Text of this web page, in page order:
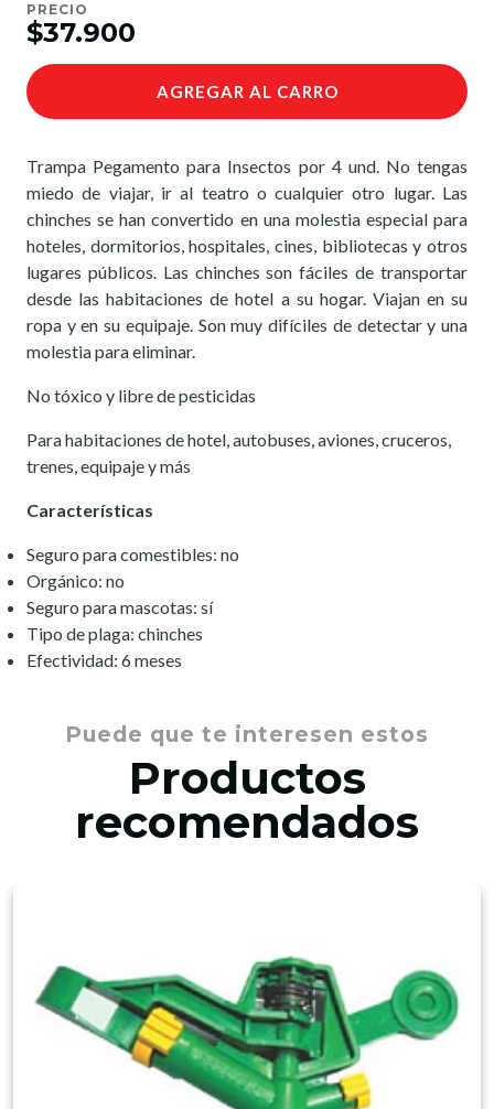
PRECIO
$37.900
AGREGAR AL CARRO
Trampa Pegamento para Insectos por 4 und. No tengas
miedo de viajar, ir al teatro o cualquier otro lugar. Las
chinches se han convertido en una molestia especial para
hoteles, dormitorios, hospitales, cines, bibliotecas y otros
lugares públicos. Las chinches son fáciles de transportar
desde las habitaciones de hotel a su hogar. Viajan en su
ropa y en su equipaje. Son muy difíciles de detectar y una
molestia para eliminar.
No tóxico y libre de pesticidas
Para habitaciones de hotel, autobuses, aviones, cruceros,
trenes, equipaje y más
Características
Seguro para comestibles: no
Orgánico: no
Seguro para mascotas: sí
Tipo de plaga: chinches
Efectividad: 6 meses
Puede que te interesen estos
Productos
recomendados